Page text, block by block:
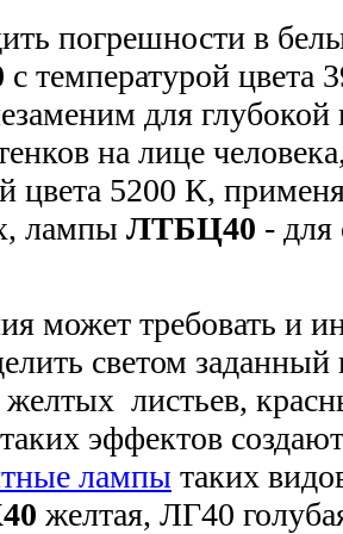
погрешности в
с температурой цвета
для глубокой
на лице
цвета 5200 К,
лампы ЛТБЦ40 -
может требовать и
светом заданный
листьев,
эффектов
лампы таких
желтая, ЛГ40